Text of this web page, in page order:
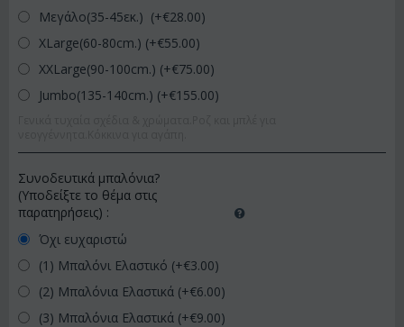
Μεγάλο(35-45εκ.) (+€28.00)
XLarge(60-80cm.) (+€55.00)
XXLarge(90-100cm.) (+€75.00)
Jumbo(135-140cm.) (+€155.00)
Συνοδευτικά μπαλόνια?
(Υποδείξτε το θέμα στις
παρατηρήσεις) :
Όχι ευχαριστώ
(1) Μπαλόνι Ελαστικό (+€3.00)
(2) Μπαλόνια Ελαστικά (+€6.00)
(3) Μπαλόνια Ελαστικά (+€9.00)